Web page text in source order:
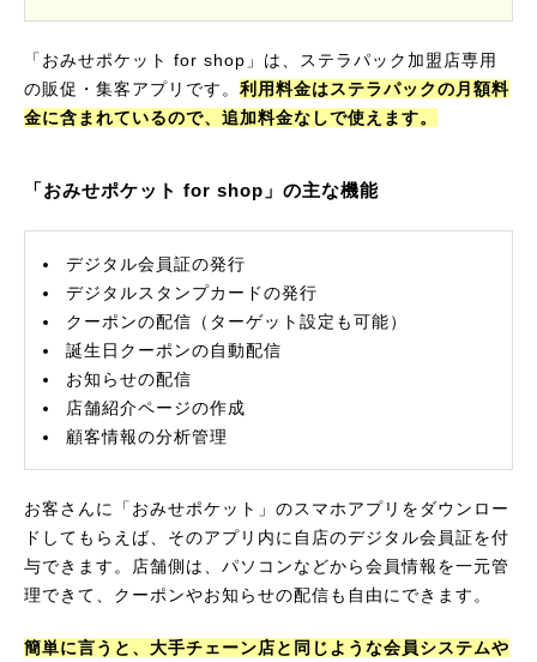
「おみせポケット for shop」は、ステラパック加盟店専用
の販促・集客アプリです。 利用料金はステラパックの月額料
金に含まれているので、追加料金なしで使えます。
「おみせポケット for shop」の主な機能
デジタル会員証の発行
デジタルスタンプカードの発行
クーポンの配信（ターゲット設定も可能）
誕生日クーポンの自動配信
お知らせの配信
店舗紹介ページの作成
顧客情報の分析管理
お客さんに「おみせポケット」のスマホアプリをダウンロー
ドしてもらえば、そのアプリ内に自店のデジタル会員証を付
与できます。店舗側は、パソコンなどから会員情報を一元管
理できて、クーポンやお知らせの配信も自由にできます。
簡単に言うと、大手チェーン店と同じような会員システムや